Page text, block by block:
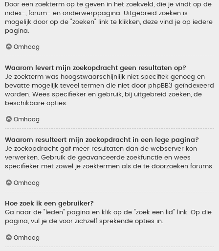
Door een zoekterm op te geven in het zoekveld, die je vindt op de
index-, forum- en onderwerppagina. Uitgebreid zoeken is
mogelijk door op de "zoeken" link te klikken, deze vind je op iedere
pagina.
Omhoog
Waarom levert mijn zoekopdracht geen resultaten op?
Je zoekterm was hoogstwaarschijnlijk niet specifiek genoeg en
bevatte mogelijk teveel termen die niet door phpBB3 geïndexeerd
worden. Wees specifieker en gebruik, bij uitgebreid zoeken, de
beschikbare opties.
Omhoog
Waarom resulteert mijn zoekopdracht in een lege pagina?
Je zoekopdracht gaf meer resultaten dan de webserver kon
verwerken. Gebruik de geavanceerde zoekfunctie en wees
specifieker met zowel je zoektermen als de te doorzoeken forums.
Omhoog
Hoe zoek ik een gebruiker?
Ga naar de "leden" pagina en klik op de "zoek een lid" link. Op die
pagina, vul je de voor zichzelf sprekende opties in.
Omhoog